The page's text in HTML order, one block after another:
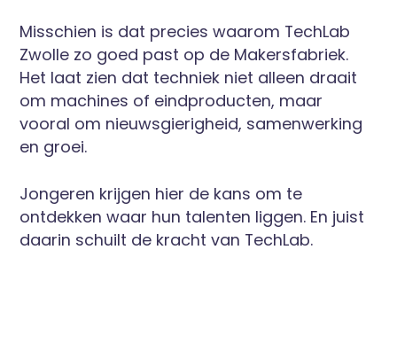
Misschien is dat precies waarom TechLab
Zwolle zo goed past op de Makersfabriek.
Het laat zien dat techniek niet alleen draait
om machines of eindproducten, maar
vooral om nieuwsgierigheid, samenwerking
en groei.
Jongeren krijgen hier de kans om te
ontdekken waar hun talenten liggen. En juist
daarin schuilt de kracht van TechLab.